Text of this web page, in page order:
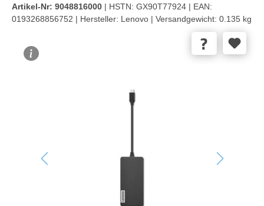
Artikel-Nr: 9048816000 | HSTN: GX90T77924 | EAN:
0193268856752 | Hersteller: Lenovo | Versandgewicht: 0.135 kg